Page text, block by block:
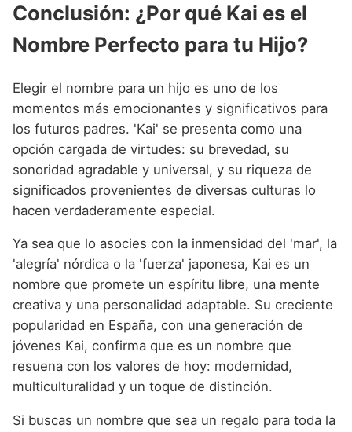
Conclusión: ¿Por qué Kai es el
Nombre Perfecto para tu Hijo?
Elegir el nombre para un hijo es uno de los
momentos más emocionantes y significativos para
los futuros padres. 'Kai' se presenta como una
opción cargada de virtudes: su brevedad, su
sonoridad agradable y universal, y su riqueza de
significados provenientes de diversas culturas lo
hacen verdaderamente especial.
Ya sea que lo asocies con la inmensidad del 'mar', la
'alegría' nórdica o la 'fuerza' japonesa, Kai es un
nombre que promete un espíritu libre, una mente
creativa y una personalidad adaptable. Su creciente
popularidad en España, con una generación de
jóvenes Kai, confirma que es un nombre que
resuena con los valores de hoy: modernidad,
multiculturalidad y un toque de distinción.
Si buscas un nombre que sea un regalo para toda la